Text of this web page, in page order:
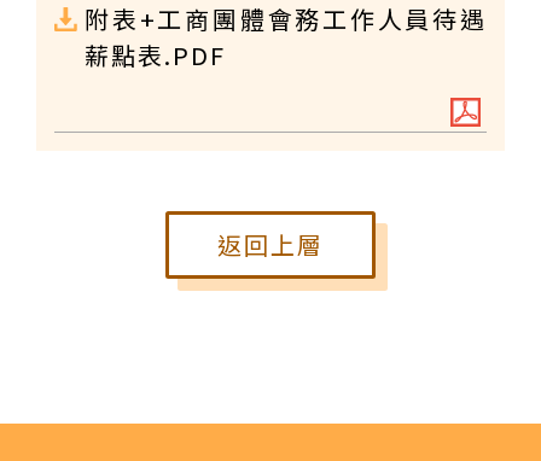
附表+工商團體會務工作人員待遇
薪點表.PDF
返回上層